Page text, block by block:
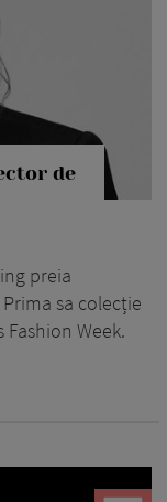
de
preia
sa colecție
Week.